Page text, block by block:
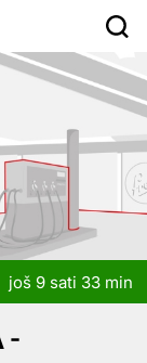
još 9 sati 33 min
-